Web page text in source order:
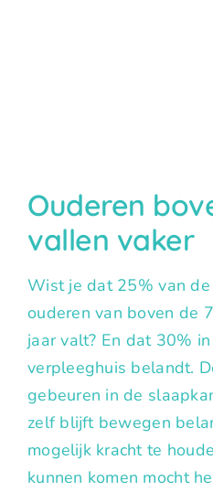
Ouderen
vallen vaker
Wist je dat 25% van
ouderen van boven de
jaar valt? En dat 30%
verpleeghuis belandt.
gebeuren in de
zelf blijft bewegen
mogelijk kracht te
kunnen komen mocht